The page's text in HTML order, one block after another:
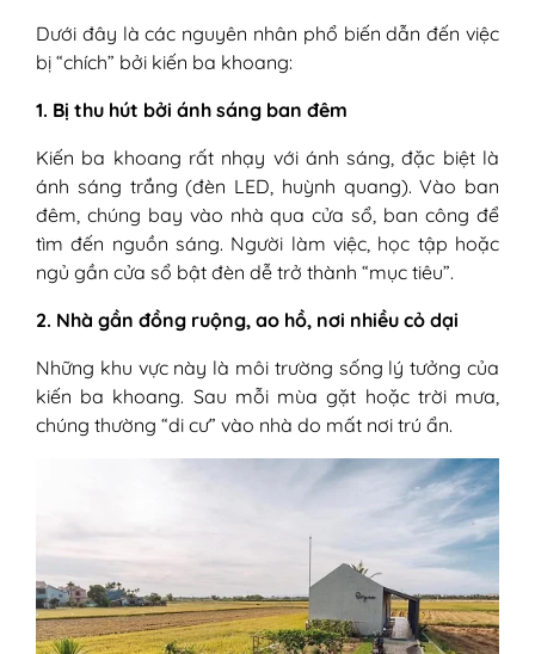
Dưới đây là các nguyên nhân phổ biến dẫn đến việc
bị “chích” bởi kiến ba khoang:
1. Bị thu hút bởi ánh sáng ban đêm
Kiến ba khoang rất nhạy với ánh sáng, đặc biệt là
ánh sáng trắng (đèn LED, huỳnh quang). Vào ban
đêm, chúng bay vào nhà qua cửa sổ, ban công để
tìm đến nguồn sáng. Người làm việc, học tập hoặc
ngủ gần cửa sổ bật đèn dễ trở thành “mục tiêu”.
2. Nhà gần đồng ruộng, ao hồ, nơi nhiều cỏ dại
Những khu vực này là môi trường sống lý tưởng của
kiến ba khoang. Sau mỗi mùa gặt hoặc trời mưa,
chúng thường “di cư” vào nhà do mất nơi trú ẩn.